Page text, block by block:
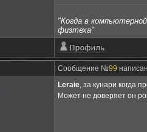
"Когда в
физтеха"
Сообщение №99
Leraie, за кунари когда
Может не доверяет он